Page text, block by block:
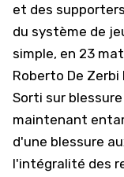
et des supporters
du système de
simple, en 23
Roberto De
Sorti sur
maintenant
d'une blessure
l'intégralité des